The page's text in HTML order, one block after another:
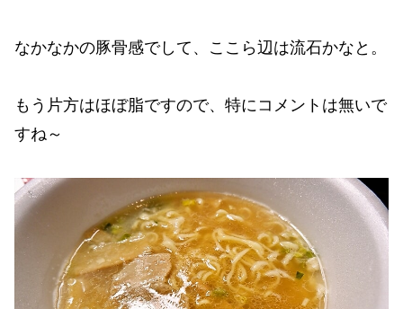
なかなかの豚骨感でして、ここら辺は流石かなと。
もう片方はほぼ脂ですので、特にコメントは無いで
すね～